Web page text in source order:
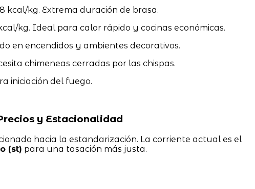
kcal/kg. Extrema duración de brasa.
kg. Ideal para calor rápido y cocinas económicas.
en encendidos y ambientes decorativos.
chimeneas cerradas por las chispas.
iniciación del fuego.
y Estacionalidad
hacia la estandarización. La corriente actual es el
(st) para una tasación más justa.